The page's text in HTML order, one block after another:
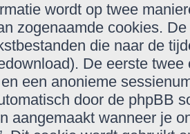
wordt op twee
zogenaamde cookies.
die naar de
De eerste
een anonieme
door de phpBB
aangemaakt wanneer je